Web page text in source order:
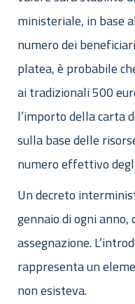
ministeriale, in base
numero dei
platea, è probabile
ai tradizionali 500
l’importo della carta
sulla base delle
numero effettivo
Un decreto
gennaio di ogni
assegnazione.
rappresenta un
non esisteva.